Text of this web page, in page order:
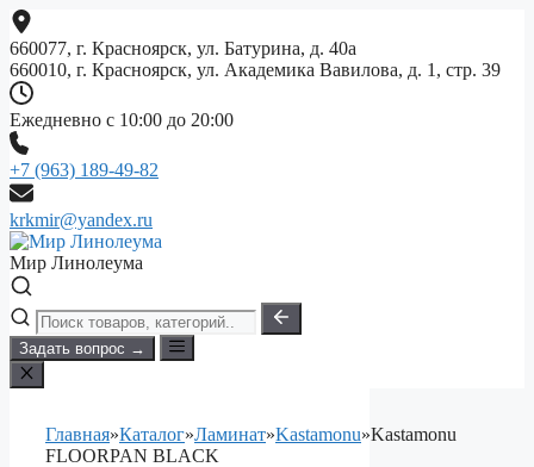
Перейти
к
содержимому
660077, г. Красноярск, ул. Батурина, д. 40а
660010, г. Красноярск, ул. Академика Вавилова, д. 1, стр. 39
Ежедневно с 10:00 до 20:00
+7 (963) 189-49-82
krkmir@yandex.ru
Мир Линолеума
Задать вопрос →
Главная»Каталог»Ламинат»Kastamonu»Kastamonu
FLOORPAN BLACK